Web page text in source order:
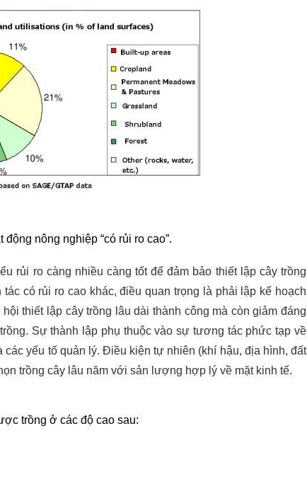
nông nghiệp “có rủi ro cao”.
rủi ro càng nhiều càng tốt để đảm bảo thiết lập cây trồng
có rủi ro cao khác, điều quan trọng là phải lập kế hoạch
thiết lập cây trồng lâu dài thành công mà còn giảm đáng
Sự thành lập phụ thuộc vào sự tương tác phức tạp về
yếu tố quản lý. Điều kiện tự nhiên (khí hậu, địa hình, đất
trồng cây lâu năm với sản lượng hợp lý về mặt kinh tế.
trồng ở các độ cao sau: